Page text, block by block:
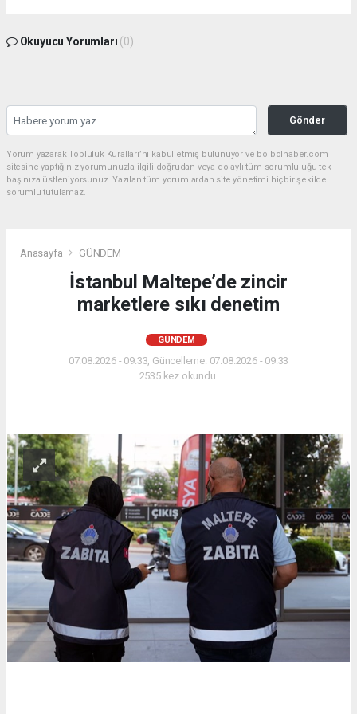
Okuyucu Yorumları (0)
Gönder
Yorum yazarak Topluluk Kuralları’nı kabul etmiş bulunuyor ve bolbolhaber.com
sitesine yaptığınız yorumunuzla ilgili doğrudan veya dolaylı tüm sorumluluğu tek
başınıza üstleniyorsunuz. Yazılan tüm yorumlardan site yönetimi hiçbir şekilde
sorumlu tutulamaz.
Anasayfa GÜNDEM
İstanbul Maltepe’de zincir
marketlere sıkı denetim
GÜNDEM
07.08.2026 - 09:33, Güncelleme: 07.08.2026 - 09:33
2535 kez okundu.